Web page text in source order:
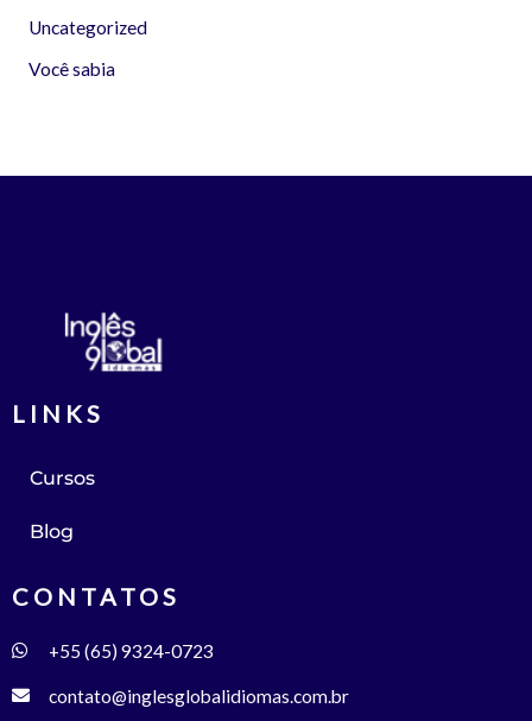
Uncategorized
Você sabia
LINKS
Cursos
Blog
CONTATOS
+55 (65) 9324-0723
contato@inglesglobalidiomas.com.br